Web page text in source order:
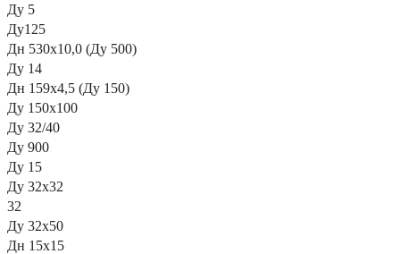
Ду 5
Ду125
Дн 530х10,0 (Ду 500)
Ду 14
Дн 159х4,5 (Ду 150)
Ду 150х100
Ду 32/40
Ду 900
Ду 15
Ду 32х32
32
Ду 32х50
Дн 15х15